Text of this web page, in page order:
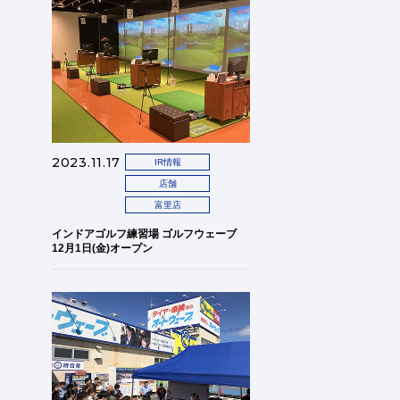
2023.11.17 IR情報
店舗
富里店
インドアゴルフ練習場 ゴルフウェーブ
12月1日(金)オープン